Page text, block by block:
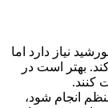
نیاز دارد اما
بهتر است در
کنند.
انجام شود،